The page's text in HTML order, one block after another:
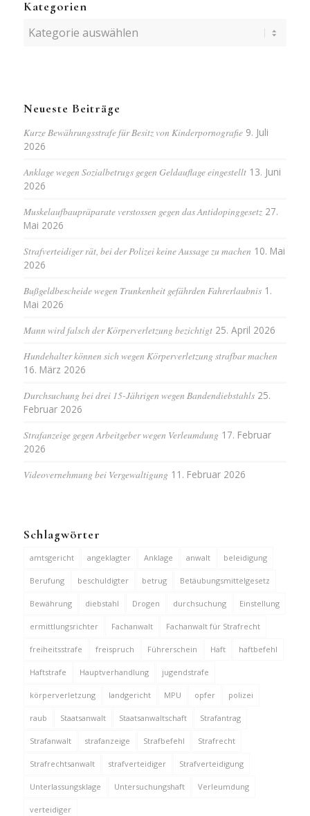
Kategorien
Kategorien
Neueste Beiträge
Kurze Bewährungsstrafe für Besitz von Kinderpornografie 9. Juli
2026
Anklage wegen Sozialbetrugs gegen Geldauflage eingestellt 13. Juni
2026
Muskelaufbaupräparate verstossen gegen das Antidopinggesetz 27.
Mai 2026
Strafverteidiger rät, bei der Polizei keine Aussage zu machen 10. Mai
2026
Bußgeldbescheide wegen Trunkenheit gefährden Fahrerlaubnis 1.
Mai 2026
Mann wird falsch der Körperverletzung bezichtigt 25. April 2026
Hundehalter können sich wegen Körperverletzung strafbar machen
16. März 2026
Durchsuchung bei drei 15-Jährigen wegen Bandendiebstahls 25.
Februar 2026
Strafanzeige gegen Arbeitgeber wegen Verleumdung 17. Februar
2026
Videovernehmung bei Vergewaltigung 11. Februar 2026
Schlagwörter
amtsgericht angeklagter Anklage anwalt beleidigung
Berufung beschuldigter betrug Betäubungsmittelgesetz
Bewährung diebstahl Drogen durchsuchung Einstellung
ermittlungsrichter Fachanwalt Fachanwalt für Strafrecht
freiheitsstrafe freispruch Führerschein Haft haftbefehl
Haftstrafe Hauptverhandlung jugendstrafe
körperverletzung landgericht MPU opfer polizei
raub Staatsanwalt Staatsanwaltschaft Strafantrag
Strafanwalt strafanzeige Strafbefehl Strafrecht
Strafrechtsanwalt strafverteidiger Strafverteidigung
Unterlassungsklage Untersuchungshaft Verleumdung
verteidiger